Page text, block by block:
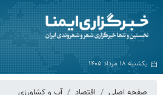
یکشنبه ۱۸ مرداد ۱۴۰۵
صفحه اصلی اقتصاد آب و کشاورزی